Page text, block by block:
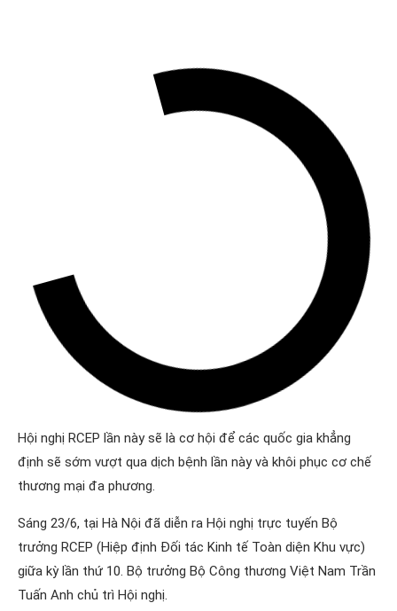
Hội nghị RCEP lần này sẽ là cơ hội để các quốc gia khẳng
định sẽ sớm vượt qua dịch bệnh lần này và khôi phục cơ chế
thương mại đa phương.
Sáng 23/6, tại Hà Nội đã diễn ra Hội nghị trực tuyến Bộ
trưởng RCEP (Hiệp định Đối tác Kinh tế Toàn diện Khu vực)
giữa kỳ lần thứ 10. Bộ trưởng Bộ Công thương Việt Nam Trần
Tuấn Anh chủ trì Hội nghị.